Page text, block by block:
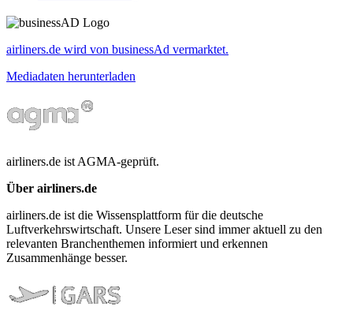
airliners.de wird von businessAd vermarktet.
Mediadaten herunterladen
airliners.de ist AGMA-geprüft.
Über airliners.de
airliners.de ist die Wissensplattform für die deutsche
Luftverkehrswirtschaft. Unsere Leser sind immer aktuell zu den
relevanten Branchenthemen informiert und erkennen
Zusammenhänge besser.